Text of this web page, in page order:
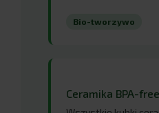
Bio-tworzywo
Ceramika BPA-free